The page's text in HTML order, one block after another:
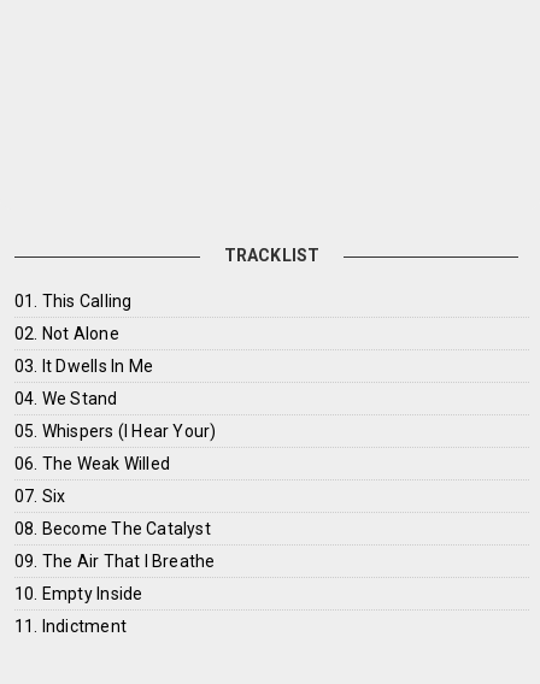
TRACKLIST
01. This Calling
02. Not Alone
03. It Dwells In Me
04. We Stand
05. Whispers (I Hear Your)
06. The Weak Willed
07. Six
08. Become The Catalyst
09. The Air That I Breathe
10. Empty Inside
11. Indictment